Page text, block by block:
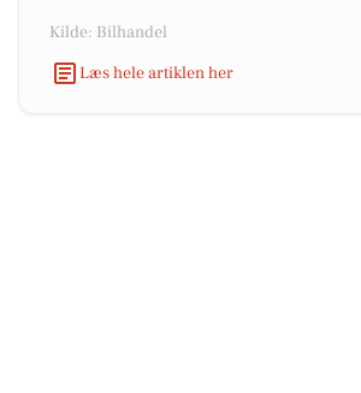
Kilde: Bilhandel
Læs hele artiklen her